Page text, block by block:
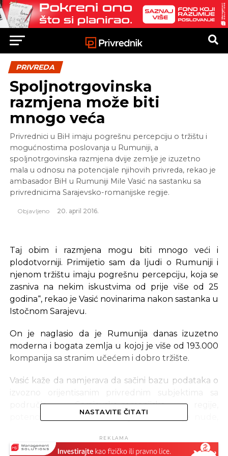
PRIVREDA
Spoljnotrgovinska
razmjena može biti
mnogo veća
Privrednici u BiH imaju pogrešnu percepciju o tržištu i
mogućnostima poslovanja u Rumuniji, a
spoljnotrgovinska razmjena dvije zemlje je izuzetno
mala u odnosu na potencijale njihovih privreda, rekao je
ambasador BiH u Rumuniji Mile Vasić na sastanku sa
privrednicima Sarajevsko-romanijske regije.
Objavljeno 20. april 2016.
Taj obim i razmjena mogu biti mnogo veći i
plodotvorniji. Primijetio sam da ljudi o Rumuniji i
njenom tržištu imaju pogrešnu percepciju, koja se
zasniva na nekim iskustvima od prije više od 25
godina“, rekao je Vasić novinarima nakon sastanka u
Istočnom Sarajevu.
On je naglasio da je Rumunija danas izuzetno
moderna i bogata zemlja u kojoj je više od 193.000
kompanija sa stranim učećem i dobro tržište.
Vasić kaže da namjerava da sačini bazu podataka o
izvozno orijentisanim privrednim subjektima sa
područja Sarajevsko-romanijske regije,
potencijalima, vrstama usluga i robe koje nude,
rumunskom tržištu i podstaći izvoz u tu zemlju.
NASTAVITE ČITATI
REKLAMA